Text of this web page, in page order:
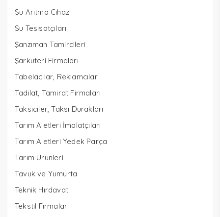
Su Arıtma Cihazı
Su Tesisatçıları
Şanzıman Tamircileri
Şarküteri Firmaları
Tabelacılar, Reklamcılar
Tadilat, Tamirat Firmaları
Taksiciler, Taksi Durakları
Tarım Aletleri İmalatçıları
Tarım Aletleri Yedek Parça
Tarım Ürünleri
Tavuk ve Yumurta
Teknik Hırdavat
Tekstil Firmaları